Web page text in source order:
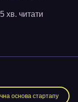
хв. читати
основа стартапу